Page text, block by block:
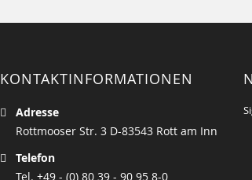
KONTAKTINFORMATIONEN
Adresse
Rottmooser Str. 3 D-83543 Rott am Inn
Telefon
Tel. +49 - (0) 80 39 - 90 95 8-0